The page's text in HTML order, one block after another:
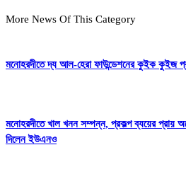
More News Of This Category
মনোহরদীতে দ্য আল-হেরা ফাউন্ডেশনের কুইক কুইজ
মনোহরদীতে খাল খনন সম্পন্ন, প্রকল্প ব্যয়ের প্রায়
দিলেন ইউএনও